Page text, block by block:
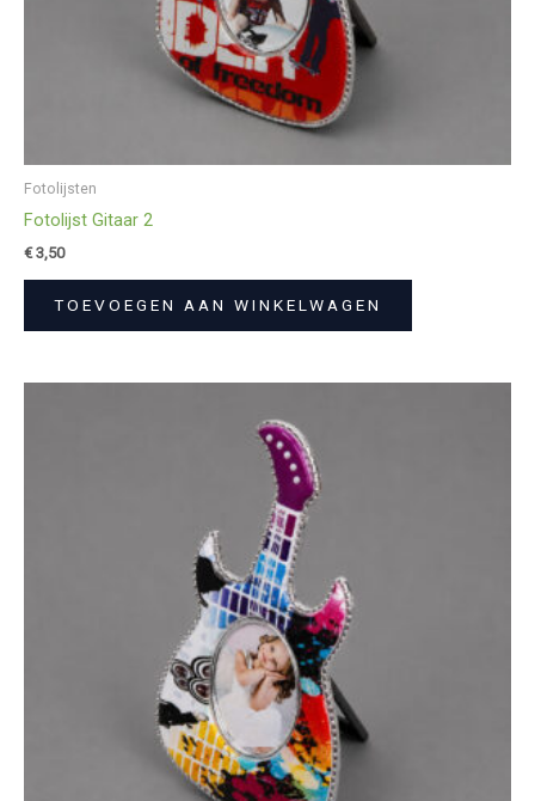
Fotolijsten
Fotolijst Gitaar 2
€3,50
TOEVOEGEN AAN WINKELWAGEN